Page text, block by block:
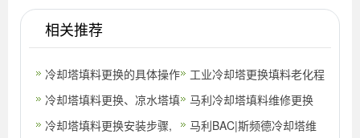
相关推荐
冷却塔填料更换的具体操作
流程
工业冷却塔更换填料老化程
度检测冷却塔填料
冷却塔填料更换、凉水塔填
料维护清洗方法
马利冷却塔填料维修更换
冷却塔填料更换安装步骤,
马利BAC|斯频德冷却塔维